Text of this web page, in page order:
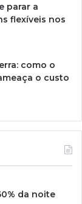
parar a
flexíveis nos
como o
o custo
da noite